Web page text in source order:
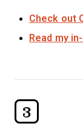
Check out
Read my
3